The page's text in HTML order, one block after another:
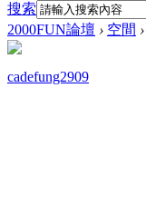
搜索
2000FUN論壇 › 空間 ›
cadefung2909